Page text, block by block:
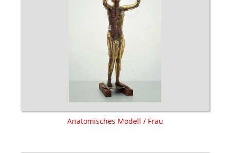
Anatomisches Modell / Frau